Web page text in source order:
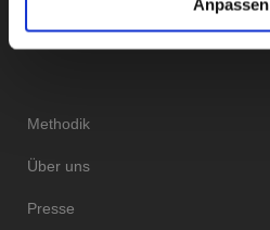
Anpassen
DAS INSTITUT
Methodik
Über uns
Presse